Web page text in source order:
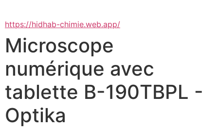
https://hidhab-chimie.web.app/
Microscope
numérique avec
tablette B-190TBPL -
Optika